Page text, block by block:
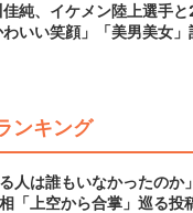
佳純、イケメン陸上選手
いい笑顔」「美男美女」
ンキング
人は誰もいなかったのか
「上空から合掌」巡る投